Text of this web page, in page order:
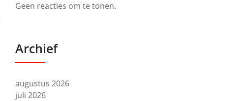
Geen reacties om te tonen.
Archief
augustus 2026
juli 2026